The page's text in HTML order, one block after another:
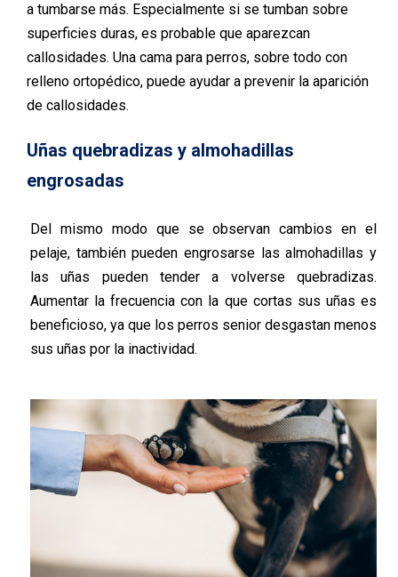
a tumbarse más. Especialmente si se tumban sobre
superficies duras, es probable que aparezcan
callosidades. Una cama para perros, sobre todo con
relleno ortopédico, puede ayudar a prevenir la aparición
de callosidades.
Uñas quebradizas y almohadillas
engrosadas
Del mismo modo que se observan cambios en el
pelaje, también pueden engrosarse las almohadillas y
las uñas pueden tender a volverse quebradizas.
Aumentar la frecuencia con la que cortas sus uñas es
beneficioso, ya que los perros senior desgastan menos
sus uñas por la inactividad.